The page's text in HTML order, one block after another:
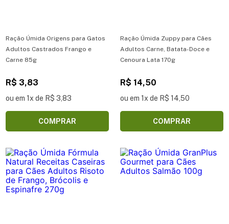
Ração Úmida Origens para Gatos
Adultos Castrados Frango e
Carne 85g
R$ 3,83
ou em 1x de R$ 3,83
COMPRAR
Ração Úmida Zuppy para Cães
Adultos Carne, Batata-Doce e
Cenoura Lata 170g
R$ 14,50
ou em 1x de R$ 14,50
COMPRAR